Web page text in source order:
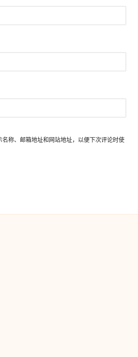
称、邮箱地址和网站地址，以便下次评论时使